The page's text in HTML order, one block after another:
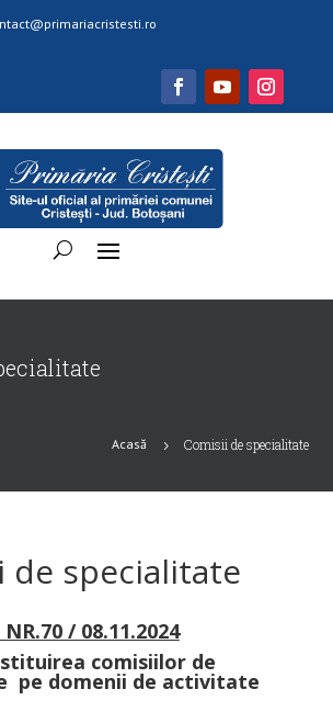
Acasă 5 Comisii de specialitate
de specialitate
NR.70 / 08.11.2024
comisiilor de
pe domenii de activitate